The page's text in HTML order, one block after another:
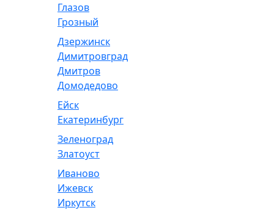
Глазов
Грозный
Дзержинск
Димитровград
Дмитров
Домодедово
Ейск
Екатеринбург
Зеленоград
Златоуст
Иваново
Ижевск
Иркутск